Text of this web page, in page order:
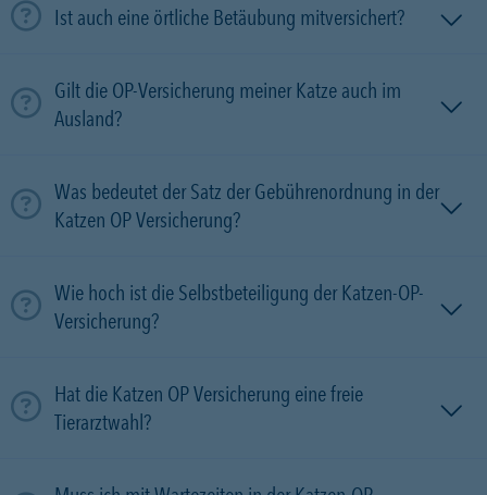
Ist auch eine örtliche Betäubung mitversichert?
Gilt die OP-Versicherung meiner Katze auch im
Ausland?
Was bedeutet der Satz der Gebührenordnung in der
Katzen OP Versicherung?
Wie hoch ist die Selbstbeteiligung der Katzen-OP-
Versicherung?
Hat die Katzen OP Versicherung eine freie
Tierarztwahl?